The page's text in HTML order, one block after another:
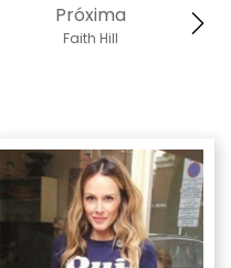
Próxima
Faith Hill